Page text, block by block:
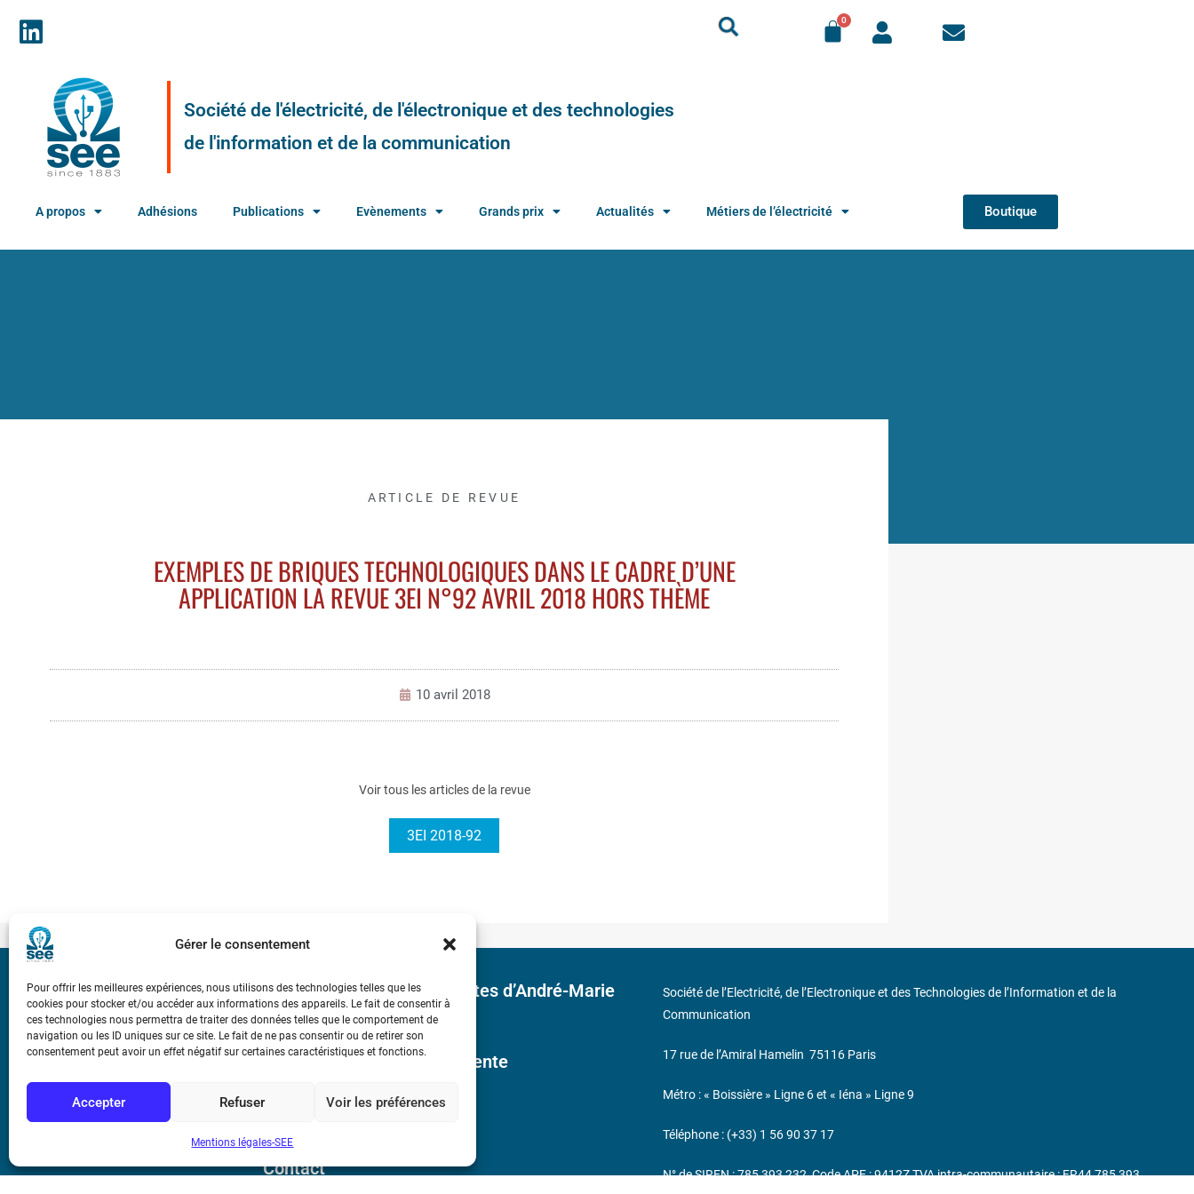
Gérer le consentement
Pour offrir les meilleures expériences, nous utilisons des technologies telles que les
cookies pour stocker et/ou accéder aux informations des appareils. Le fait de consentir à
ces technologies nous permettra de traiter des données telles que le comportement de
navigation ou les ID uniques sur ce site. Le fait de ne pas consentir ou de retirer son
consentement peut avoir un effet négatif sur certaines caractéristiques et fonctions.
Accepter Refuser Voir les préférences
Mentions légales-SEE
Société de l'électricité, de l'électronique et des technologies
de l'information et de la communication
A propos Adhésions Publications Evènements Grands prix Actualités Métiers de l’électricité Boutique
ARTICLE DE REVUE
EXEMPLES DE BRIQUES TECHNOLOGIQUES DANS LE CADRE D’UNE
APPLICATION LA REVUE 3EI N°92 AVRIL 2018 HORS THÈME
10 avril 2018
Voir tous les articles de la revue
3EI 2018-92
Bicentenaire des découvertes d’André-Marie
Ampère
Conditions Générales de Vente
Mentions légales
Contact
Société de l’Electricité, de l’Electronique et des Technologies de l’Information et de la
Communication
17 rue de l’Amiral Hamelin 75116 Paris
Métro : « Boissière » Ligne 6 et « Iéna » Ligne 9
Téléphone : (+33) 1 56 90 37 17
N° de SIREN : 785 393 232, Code APE : 9412Z TVA intra-communautaire : FR44 785 393